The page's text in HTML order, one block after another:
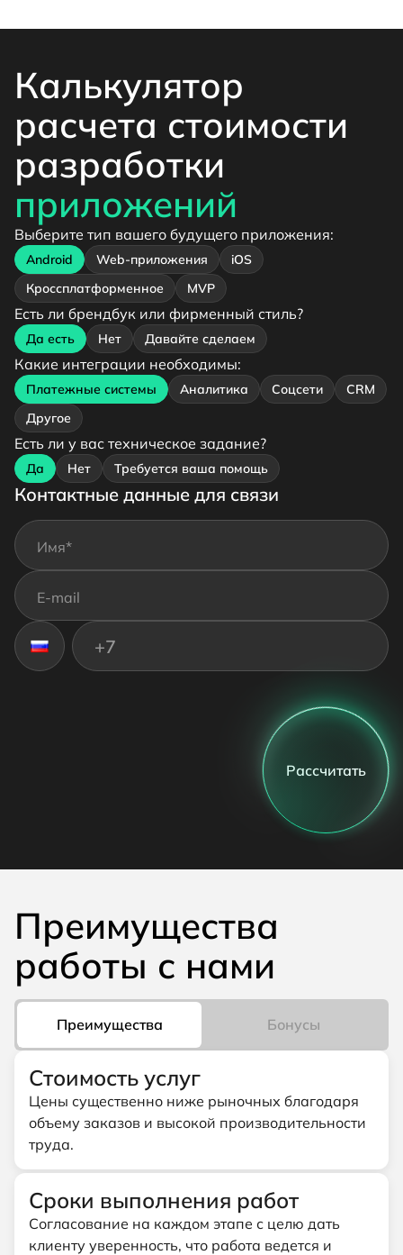
Калькулятор
расчета стоимости
разработки
приложений
Выберите тип вашего будущего приложения:
Android Web-приложения
iOS
Кроссплатформенное
MVP
Есть ли брендбук или фирменный стиль?
Да есть Нет Давайте сделаем
Какие интеграции необходимы:
Платежные системы Аналитика Соцсети
CRM
Другое
Есть ли у вас техническое задание?
Да Нет Требуется ваша помощь
Контактные данные для связи
Рассчитать
Преимущества
работы с нами
Преимущества Бонусы
Стоимость услуг
Цены существенно ниже рыночных благодаря
объему заказов и высокой производительности
труда.
Сроки выполнения работ
Согласование на каждом этапе с целю дать
клиенту уверенность, что работа ведется и